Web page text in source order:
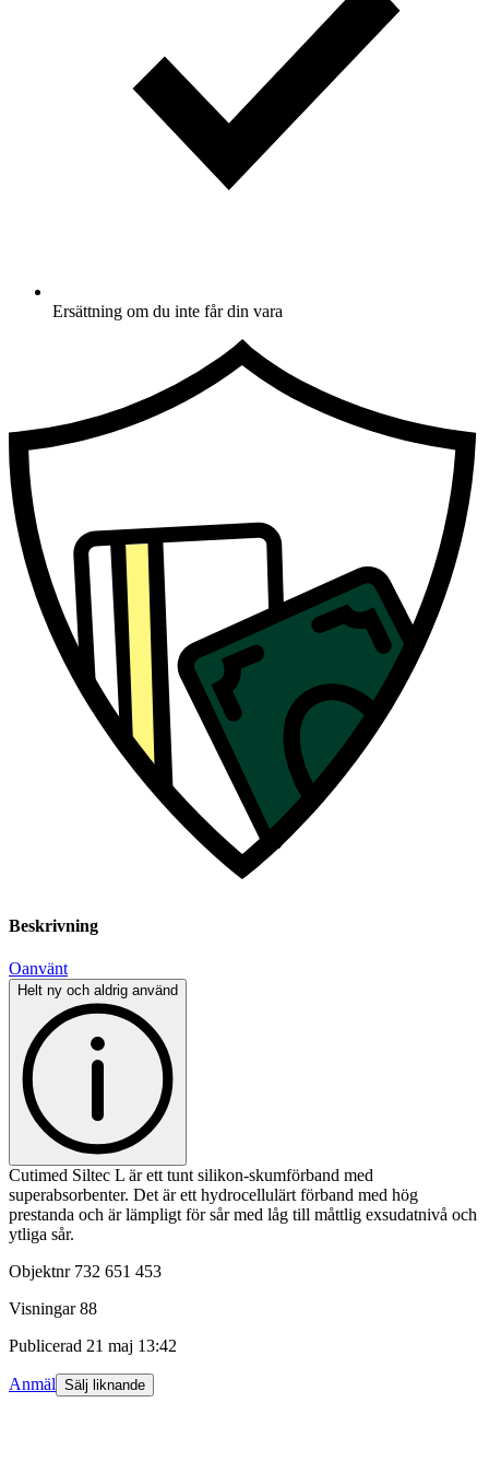
Ersättning om du inte får din vara
Beskrivning
Oanvänt
Helt ny och aldrig använd
Cutimed Siltec L är ett tunt silikon-skumförband med
superabsorbenter. Det är ett hydrocellulärt förband med hög
prestanda och är lämpligt för sår med låg till måttlig exsudatnivå och
ytliga sår.
Objektnr 732 651 453
Visningar 88
Publicerad 21 maj 13:42
Anmäl Sälj liknande